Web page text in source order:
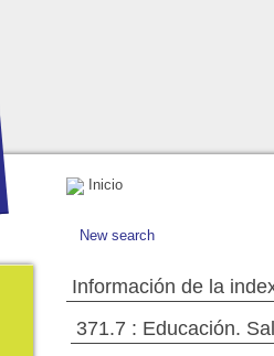
Inicio
New search
Información de la
371.7 : Educación.